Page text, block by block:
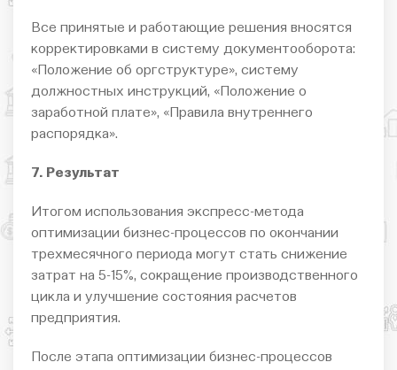
Все принятые и работающие решения вносятся
корректировками в систему документооборота:
«Положение об оргструктуре», систему
должностных инструкций, «Положение о
заработной плате», «Правила внутреннего
распорядка».
7. Результат
Итогом использования экспресс-метода
оптимизации бизнес-процессов по окончании
трехмесячного периода могут стать снижение
затрат на 5-15%, сокращение производственного
цикла и улучшение состояния расчетов
предприятия.
После этапа оптимизации бизнес-процессов